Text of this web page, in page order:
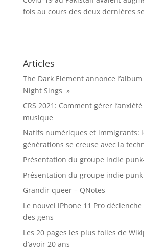
fois au cours des deux dernières
Articles
The Dark Element annonce
Night Sings »
CRS 2021: Comment gérer
musique
Natifs numériques et immigrants:
générations se creuse avec la
Présentation du groupe indie
Présentation du groupe indie
Grandir queer – QNotes
Le nouvel iPhone 11 Pro
des gens
Les 20 pages les plus folles de
d’avoir 20 ans